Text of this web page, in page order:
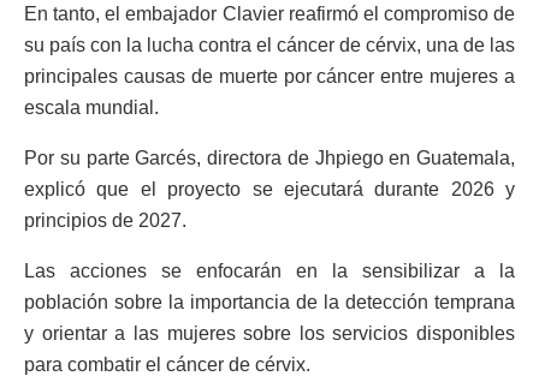
En tanto, el embajador Clavier reafirmó el compromiso de
su país con la lucha contra el cáncer de cérvix, una de las
principales causas de muerte por cáncer entre mujeres a
escala mundial.
Por su parte Garcés, directora de Jhpiego en Guatemala,
explicó que el proyecto se ejecutará durante 2026 y
principios de 2027.
Las acciones se enfocarán en la sensibilizar a la
población sobre la importancia de la detección temprana
y orientar a las mujeres sobre los servicios disponibles
para combatir el cáncer de cérvix.